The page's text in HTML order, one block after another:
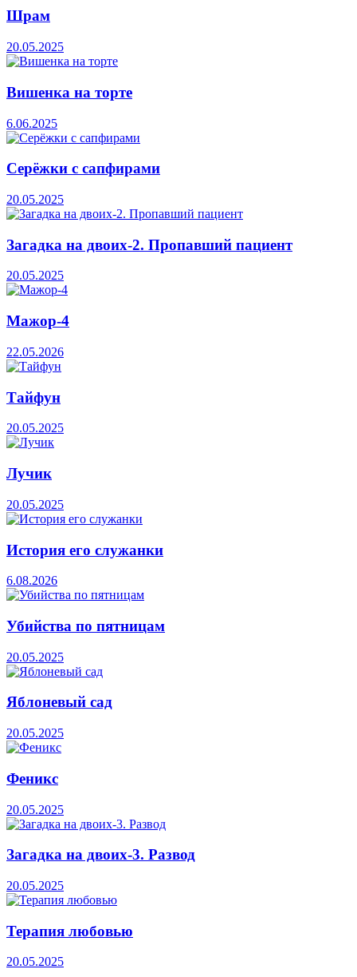
Шрам
20.05.2025
Вишенка на торте
6.06.2025
Серёжки с сапфирами
20.05.2025
Загадка на двоих-2. Пропавший пациент
20.05.2025
Мажор-4
22.05.2026
Тайфун
20.05.2025
Лучик
20.05.2025
История его служанки
6.08.2026
Убийства по пятницам
20.05.2025
Яблоневый сад
20.05.2025
Феникс
20.05.2025
Загадка на двоих-3. Развод
20.05.2025
Терапия любовью
20.05.2025